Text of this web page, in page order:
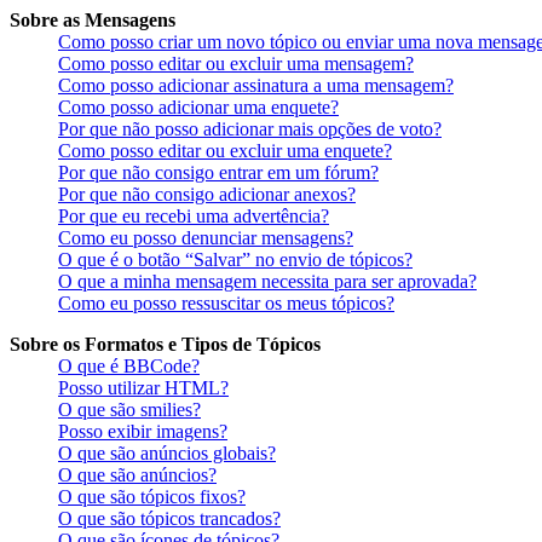
Sobre as Mensagens
Como posso criar um novo tópico ou enviar uma nova
Como posso editar ou excluir uma mensagem?
Como posso adicionar assinatura a uma mensagem?
Como posso adicionar uma enquete?
Por que não posso adicionar mais opções de voto?
Como posso editar ou excluir uma enquete?
Por que não consigo entrar em um fórum?
Por que não consigo adicionar anexos?
Por que eu recebi uma advertência?
Como eu posso denunciar mensagens?
O que é o botão “Salvar” no envio de tópicos?
O que a minha mensagem necessita para ser aprovada?
Como eu posso ressuscitar os meus tópicos?
Sobre os Formatos e Tipos de Tópicos
O que é BBCode?
Posso utilizar HTML?
O que são smilies?
Posso exibir imagens?
O que são anúncios globais?
O que são anúncios?
O que são tópicos fixos?
O que são tópicos trancados?